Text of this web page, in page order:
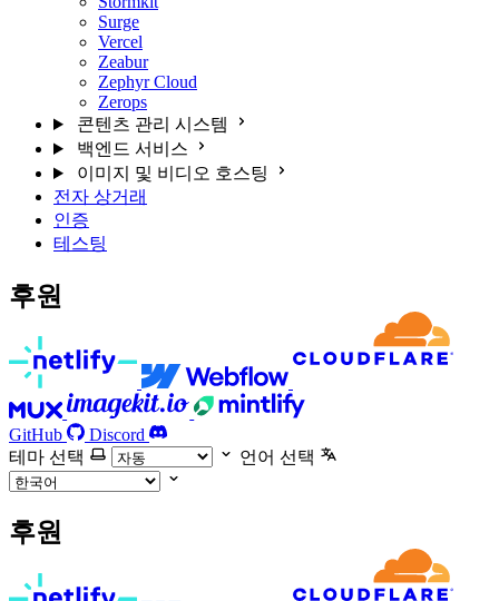
Surge
Vercel
Zeabur
Zephyr Cloud
Zerops
콘텐츠 관리 시스템
백엔드 서비스
이미지 및 비디오 호스팅
전자 상거래
인증
테스팅
후원
GitHub
Discord
테마 선택
언어 선택
후원